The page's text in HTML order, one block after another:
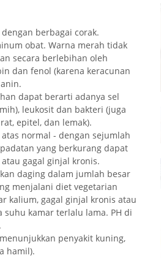
berbagai corak.
obat. Warna merah tidak
secara berlebihan oleh
dan fenol (karena keracunan
dapat berarti adanya sel
leukosit dan bakteri (juga
epitel, dan lemak).
normal - dengan sejumlah
yang berkurang dapat
gagal ginjal kronis.
daging dalam jumlah besar
menjalani diet vegetarian
kalium, gagal ginjal kronis atau
kamar terlalu lama. PH di
penyakit kuning,
hamil).